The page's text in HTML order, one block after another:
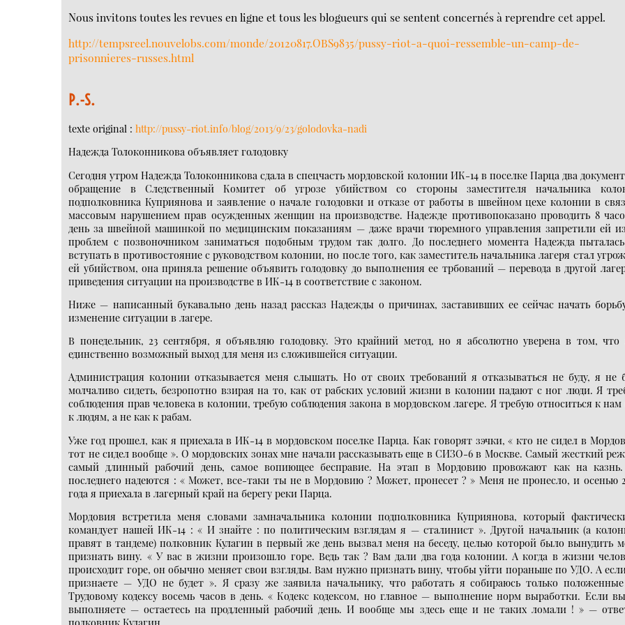
Nous invitons toutes les revues en ligne et tous les blogueurs qui se sentent concernés à reprendre cet appel.
http://tempsreel.nouvelobs.com/monde/20120817.OBS9835/pussy-riot-a-quoi-ressemble-un-camp-de-
prisonnieres-russes.html
P.-S.
texte original :http://pussy-riot.info/blog/2013/9/23/golodovka-nadi
Надежда Толоконникова объявляет голодовку
Сегодня утром Надежда Толоконникова сдала в спецчасть мордовской колонии ИК-14 в поселке Парца два
обращение в Следственный Комитет об угрозе убийством со стороны заместителя начальника
подполковника Куприянова и заявление о начале голодовки и отказе от работы в швейном цехе колонии в
массовым нарушением прав осужденных женщин на производстве. Надежде противопоказано проводить 8
день за швейной машинкой по медицинским показаниям — даже врачи тюремного управления запретили ей
проблем с позвоночником заниматься подобным трудом так долго. До последнего момента Надежда
вступать в противостояние с руководством колонии, но после того, как заместитель начальника лагеря стал
ей убийством, она приняла решение объявить голодовку до выполнения ее трбований — перевода в другой
приведения ситуации на производстве в ИК-14 в соответствие с законом.
Ниже — написанный букавально день назад рассказ Надежды о причинах, заставивших ее сейчас начать
изменение ситуации в лагере.
В понедельник, 23 сентября, я объявляю голодовку. Это крайний метод, но я абсолютно уверена в том, что
единственно возможный выход для меня из сложившейся ситуации.
Администрация колонии отказывается меня слышать. Но от своих требований я отказываться не буду, я не
молчаливо сидеть, безропотно взирая на то, как от рабских условий жизни в колонии падают с ног люди. Я
соблюдения прав человека в колонии, требую соблюдения закона в мордовском лагере. Я требую относиться к нам
к людям, а не как к рабам.
Уже год прошел, как я приехала в ИК-14 в мордовском поселке Парца. Как говорят зэчки, « кто не сидел в
тот не сидел вообще ». О мордовских зонах мне начали рассказывать еще в СИЗО-6 в Москве. Самый жесткий
самый длинный рабочий день, самое вопиющее бесправие. На этап в Мордовию провожают как на
последнего надеются : « Может, все-таки ты не в Мордовию ? Может, пронесет ? » Меня не пронесло, и осенью
года я приехала в лагерный край на берегу реки Парца.
Мордовия встретила меня словами замначальника колонии подполковника Куприянова, который
командует нашей ИК-14 : « И знайте : по политическим взглядам я — сталинист ». Другой начальник (а
правят в тандеме) полковник Кулагин в первый же день вызвал меня на беседу, целью которой было вынудить
признать вину. « У вас в жизни произошло горе. Ведь так ? Вам дали два года колонии. А когда в жизни
происходит горе, он обычно меняет свои взгляды. Вам нужно признать вину, чтобы уйти пораньше по УДО. А
признаете — УДО не будет ». Я сразу же заявила начальнику, что работать я собираюсь только
Трудовому кодексу восемь часов в день. « Кодекс кодексом, но главное — выполнение норм выработки. Если
выполняете — остаетесь на продленный рабочий день. И вообще мы здесь еще и не таких ломали ! » —